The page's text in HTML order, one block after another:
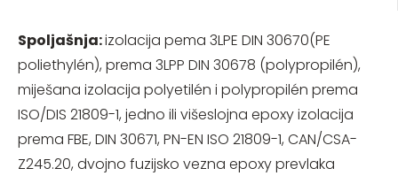
Spoljašnja:izolacija pema 3LPE DIN 30670(PE
poliethylén), prema 3LPP DIN 30678 (polypropilén),
miješana izolacija polyetilén i polypropilén prema
ISO/DIS 21809-1, jedno ili višeslojna epoxy izolacija
prema FBE, DIN 30671, PN-EN ISO 21809-1, CAN/CSA-
Z245.20, dvojno fuzijsko vezna epoxy prevlaka